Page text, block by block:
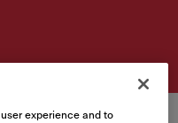
experience and to